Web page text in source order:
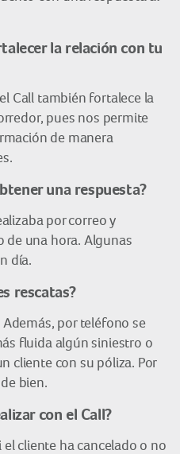
la relación con tu
Call también fortalece la
pues nos permite
de manera
una respuesta?
por correo y
de una hora. Algunas
día.
rescatas?
por teléfono se
fluida algún siniestro o
cliente con su póliza. Por
bien.
con el Call?
cliente ha cancelado o no